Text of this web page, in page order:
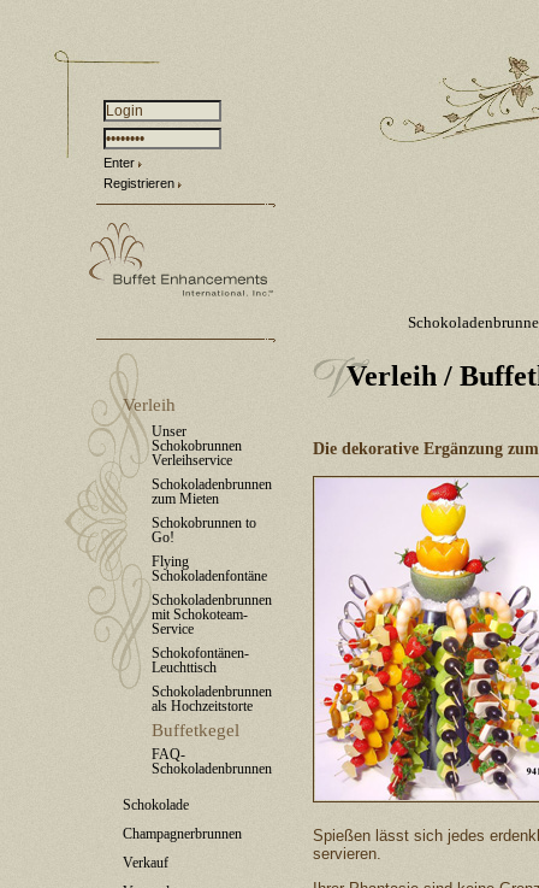
Enter
Registrieren
Verleih
Unser
Schokobrunnen
Verleihservice
Schokoladenbrunnen
zum Mieten
Schokobrunnen to
Go!
Flying
Schokoladenfontäne
Schokoladenbrunnen
mit Schokoteam-
Service
Schokofontänen-
Leuchttisch
Schokoladenbrunnen
als Hochzeitstorte
Buffetkegel
FAQ-
Schokoladenbrunnen
Schokolade
Champagnerbrunnen
Verkauf
Verleih /
Die dekorative Ergänzung
Spießen lässt sich jedes
servieren.